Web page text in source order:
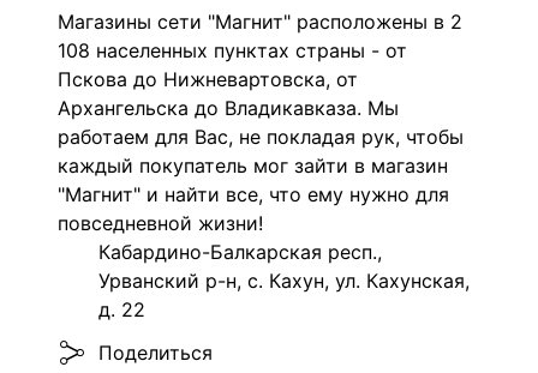
Магазины сети "Магнит" расположены в 2
108 населенных пунктах страны - от
Пскова до Нижневартовска, от
Архангельска до Владикавказа. Мы
работаем для Вас, не покладая рук, чтобы
каждый покупатель мог зайти в магазин
"Магнит" и найти все, что ему нужно для
повседневной жизни!
Кабардино-Балкарская респ.,
Урванский р-н, с. Кахун, ул. Кахунская,
д. 22
Поделиться